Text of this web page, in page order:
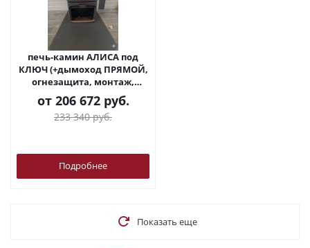
печь-камин АЛИСА под
КЛЮЧ (+дымоход ПРЯМОЙ,
огнезащита, монтаж,
доставка)
от 206 672 руб.
233 340 руб.
Подробнее
Показать еще